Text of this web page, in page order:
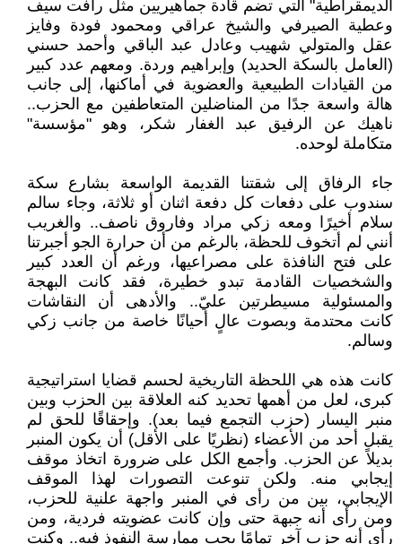
الديمقراطية" التي تضم قادة جماهيريين مثل رأفت سيف
وعطية الصيرفي والشيخ عراقي ومحمود فودة وفايز
عقل والمتولي شهيب وعادل عبد الباقي وأحمد حسني
(العامل بالسكة الحديد) وإبراهيم وردة. ومعهم عدد كبير
من القيادات الطبيعية والعضوية في أماكنها، إلى جانب
هالة واسعة جدًا من المناضلين المتعاطفين مع الحزب..
ناهيك عن الرفيق عبد الغفار شكر، وهو "مؤسسة"
متكاملة لوحده.
جاء الرفاق إلى شقتنا القديمة الواسعة بشارع سكة
سندوب على دفعات كل دفعة اثنان أو ثلاثة، وجاء سالم
سلام أخيرًا ومعه زكي مراد وفاروق ناصف.. والغريب
أنني لم أتخوف للحظة، بالرغم من أن حرارة الجو أجبرتنا
على فتح النافذة على مصراعيها، ورغم أن العدد كبير
والشخصيات القادمة تبدو خطيرة، فقد كانت البهجة
والمسئولية مسيطرتين عليّ.. والأدهى أن النقاشات
كانت محتدمة وبصوت عالٍ أحيانًا خاصة من جانب زكي
وسالم.
كانت هذه هي اللحظة التاريخية لحسم قضايا استراتيجية
كبرى، لعل من أهمها تحديد كنه العلاقة بين الحزب وبين
منبر اليسار (حزب التجمع فيما بعد). وإحقاقًا للحق لم
يقبل أحد من الأعضاء (نظريًا على الأقل) أن يكون المنبر
بديلاً عن الحزب. وأجمع الكل على ضرورة اتخاذ موقف
إيجابي منه. ولكن تنوعت التصورات لهذا الموقف
الإيجابي، بين من رأى في المنبر واجهة علنية للحزب،
ومن رأى أنه جبهة حتى وإن كانت عضويته فردية، ومن
رأى أنه حزب آخر تمامًا يجب ممارسة النفوذ فيه.. وكنت